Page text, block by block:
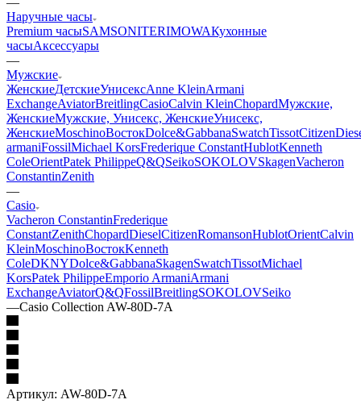
Наручные часы
Premium часыSAMSONITERIMOWAКухонные
часыАксессуары
—
Мужские
ЖенскиеДетскиеУнисексAnne KleinArmani
ExchangeAviatorBreitlingCasioCalvin KleinChopardМужские,
ЖенскиеМужские, Унисекс, ЖенскиеУнисекс,
ЖенскиеMoschinoВостокDolce&GabbanaSwatchTissotCitizen
armaniFossilMichael KorsFrederique ConstantHublotKenneth
ColeOrientPatek PhilippeQ&QSeikoSOKOLOVSkagenVacheron
ConstantinZenith
—
Casio
Vacheron ConstantinFrederique
ConstantZenithChopardDieselCitizenRomansonHublotOrientCalvin
KleinMoschinoВостокKenneth
ColeDKNYDolce&GabbanaSkagenSwatchTissotMichael
KorsPatek PhilippeEmporio ArmaniArmani
ExchangeAviatorQ&QFossilBreitlingSOKOLOVSeiko
—Casio Collection AW-80D-7A
Артикул: AW-80D-7A